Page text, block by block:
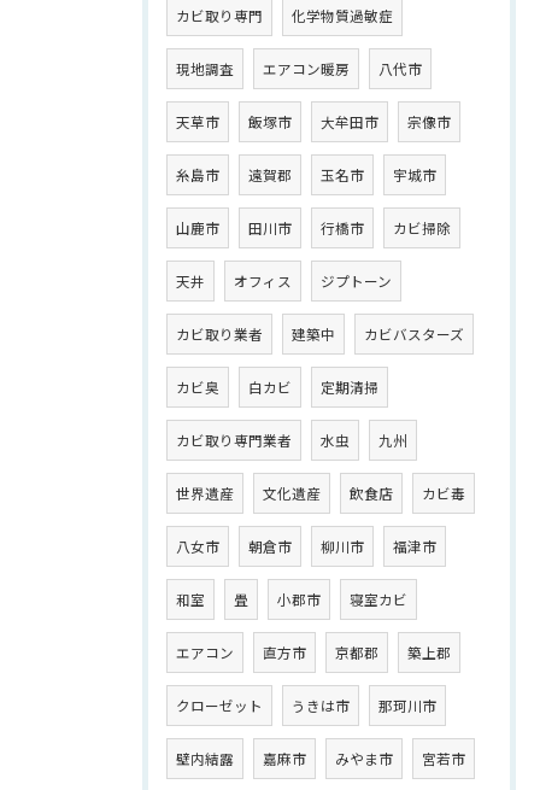
カビ取り専門 化学物質過敏症
現地調査 エアコン暖房 八代市
天草市 飯塚市 大牟田市 宗像市
糸島市 遠賀郡 玉名市 宇城市
山鹿市 田川市 行橋市 カビ掃除
天井 オフィス ジプトーン
カビ取り業者 建築中 カビバスターズ
カビ臭 白カビ 定期清掃
カビ取り専門業者 水虫 九州
世界遺産 文化遺産 飲食店 カビ毒
八女市 朝倉市 柳川市 福津市
和室 畳 小郡市 寝室カビ
エアコン 直方市 京都郡 築上郡
クローゼット うきは市 那珂川市
壁内結露 嘉麻市 みやま市 宮若市